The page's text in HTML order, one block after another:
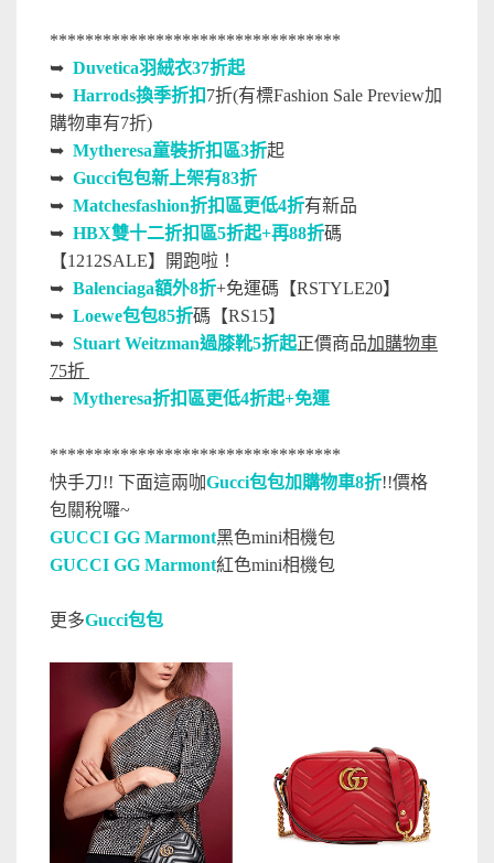
*********************************
➥ Duvetica羽絨衣37折起
➥ Harrods換季折扣 7折(有標Fashion Sale Preview加
購物車有7折)
➥ Mytheresa童裝折扣區3折起
➥ Gucci包包新上架有83折
➥ Matchesfashion折扣區更低4折有新品
➥ HBX雙十二折扣區5折起+再88折碼
【1212SALE】開跑啦！
➥ Balenciaga額外8折+免運碼【RSTYLE20】
➥ Loewe包包85折碼【RS15】
➥ Stuart Weitzman過膝靴5折起正價商品加購物車
75折
➥ Mytheresa折扣區更低4折起+免運
*********************************
快手刀!! 下面這兩咖Gucci包包加購物車8折!!價格
包關稅囉~
GUCCI GG Marmont黑色mini相機包
GUCCI GG Marmont紅色mini相機包
更多Gucci包包